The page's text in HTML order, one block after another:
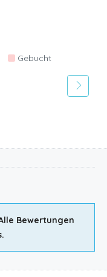
Gebucht
Bewertungen